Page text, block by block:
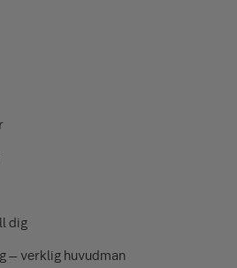
dig
– verklig huvudman